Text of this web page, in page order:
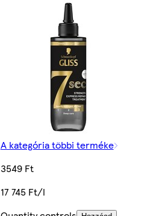
A kategória többi terméke
3549 Ft
17 745 Ft/l